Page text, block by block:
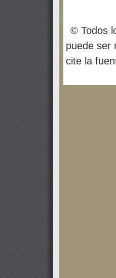
© Todos
puede ser
cite la